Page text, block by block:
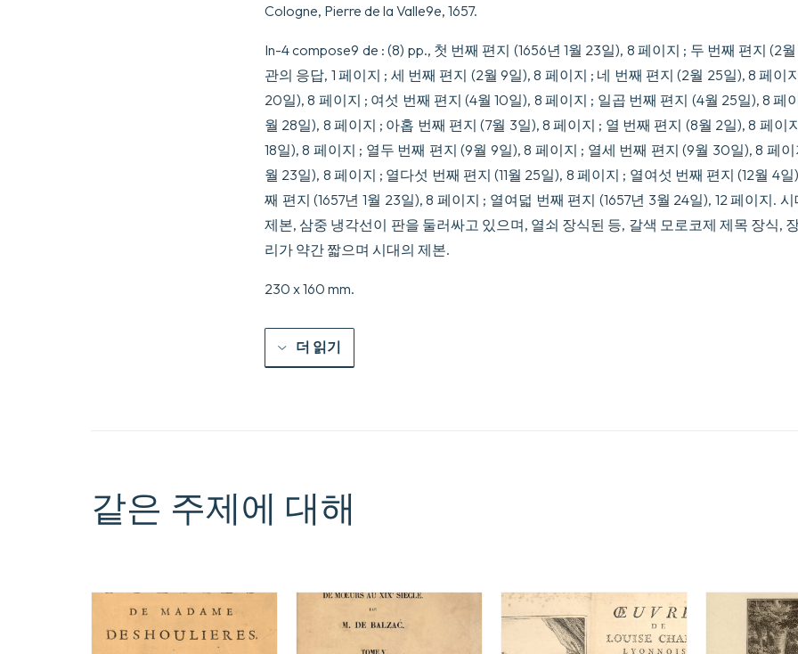
Cologne, Pierre de la Valle9e, 1657.
In-4 compose9 de : (8) pp., 첫 번째 편지 (1656년 1월 23일), 8 페이지 ; 두 번째 편지 (2
관의 응답, 1 페이지 ; 세 번째 편지 (2월 9일), 8 페이지 ; 네 번째 편지 (2월 25일), 8 페이
20일), 8 페이지 ; 여섯 번째 편지 (4월 10일), 8 페이지 ; 일곱 번째 편지 (4월 25일), 8 페
월 28일), 8 페이지 ; 아홉 번째 편지 (7월 3일), 8 페이지 ; 열 번째 편지 (8월 2일), 8 페이
18일), 8 페이지 ; 열두 번째 편지 (9월 9일), 8 페이지 ; 열세 번째 편지 (9월 30일), 8 페
월 23일), 8 페이지 ; 열다섯 번째 편지 (11월 25일), 8 페이지 ; 열여섯 번째 편지 (12월 4일
째 편지 (1657년 1월 23일), 8 페이지 ; 열여덟 번째 편지 (1657년 3월 24일), 12 페이지.
제본, 삼중 냉각선이 판을 둘러싸고 있으며, 열쇠 장식된 등, 갈색 모로코제 제목 장식,
리가 약간 짧으며 시대의 제본.
230 x 160 mm.
더 읽기
같은 주제에 대해